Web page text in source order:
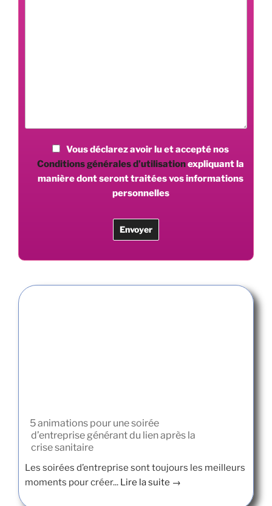
Vous déclarez avoir lu et accepté nos
Conditions générales d’utilisationexpliquant la
manière dont seront traitées vos informations
personnelles
5 animations pour une soirée
d’entreprise générant du lien après la
crise sanitaire
Les soirées d’entreprise sont toujours les meilleurs
moments pour créer... Lire la suite →